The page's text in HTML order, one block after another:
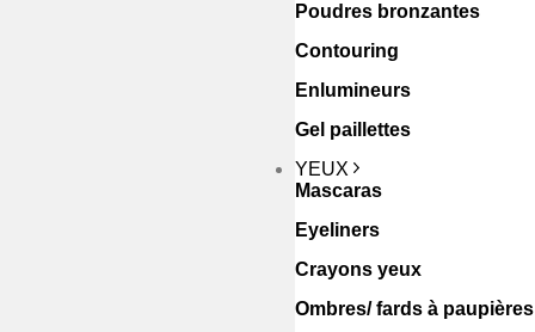
Poudres bronzantes
Contouring
Enlumineurs
Gel paillettes
YEUX
Mascaras
Eyeliners
Crayons yeux
Ombres/ fards à paupières